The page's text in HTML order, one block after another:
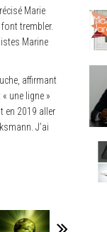
Marie
trembler.
Marine
affirmant
une ligne »
en 2019 aller
J’ai